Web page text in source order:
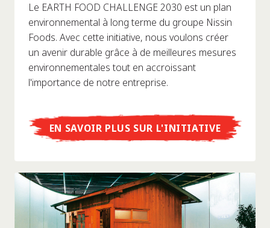
Le EARTH FOOD CHALLENGE 2030 est un plan
environnemental à long terme du groupe Nissin
Foods. Avec cette initiative, nous voulons créer
un avenir durable grâce à de meilleures mesures
environnementales tout en accroissant
l'importance de notre entreprise.
EN SAVOIR PLUS SUR L'INITIATIVE